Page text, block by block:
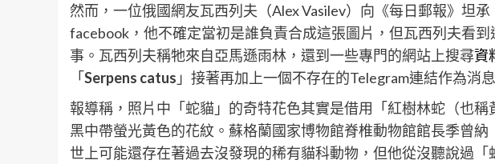
然而，一位俄國網友瓦西列夫（Alex Vasilev）向《每日郵報》坦
facebook，他不確定當初是誰負責合成這張圖片，但瓦西列夫看
事。瓦西列夫稱牠來自亞馬遜雨林，還到一些專門的網站上搜尋資
「Serpens catus 」接著再加上一個不存在的Telegram連結作為消
報導稱，照片中「蛇貓」的奇特花色其實是借用「紅樹林蛇（也
黑中帶螢光黃色的花紋。蘇格蘭國家博物館脊椎動物館館長季曾
世上可能還存在著過去沒發現的稀有貓科動物，但他從沒聽說過